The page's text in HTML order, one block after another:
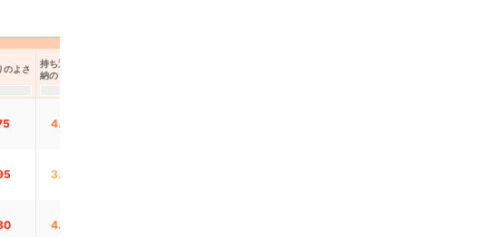
のよさ
持ち運び・収
納のしやすさ
4.20
3.80
4.17